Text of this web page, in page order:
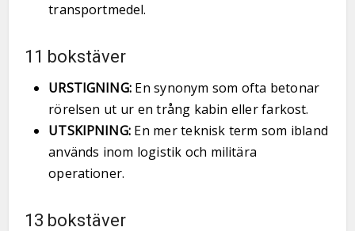
transportmedel.
11 bokstäver
URSTIGNING:En synonym som ofta betonar
rörelsen ut ur en trång kabin eller farkost.
UTSKIPNING:En mer teknisk term som ibland
används inom logistik och militära
operationer.
13 bokstäver